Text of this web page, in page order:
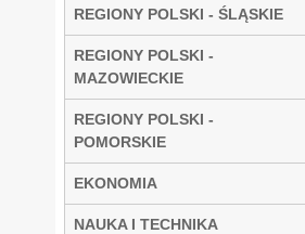
REGIONY POLSKI - ŚLĄSKIE
REGIONY POLSKI -
MAZOWIECKIE
REGIONY POLSKI -
POMORSKIE
EKONOMIA
NAUKA I TECHNIKA